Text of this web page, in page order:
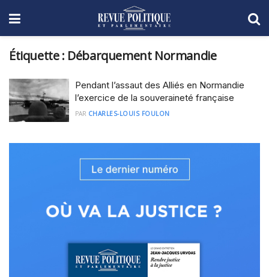
Étiquette : Débarquement Normandie
Pendant l’assaut des Alliés en Normandie
l’exercice de la souveraineté française
PAR CHARLES-LOUIS FOULON